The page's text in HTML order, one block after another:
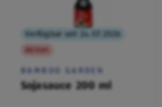
Verfügbar seit 24.07.2026
Aktion
BAMBOO GARDEN
Sojasauce 200 ml